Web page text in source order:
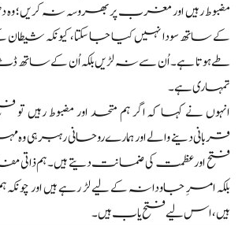
مضبوط رہیں اور مغرب پر بھروسہ نہ کریں؛ وہ
کے ساتھ سودا نہیں کیا جا سکتا، کیونکہ
طے ہوتا ہے۔ اُن سے نہ لڑیں بلکہ اُن کے ساتھ
تمہاری ہے۔
انہوں نے کہا کہ اگر ہم متحد اور مضبوط رہیں
قربانی دینے والے اور ہمارے روحانی رہبر ہی وہ
فتح اور عظمت کی ضمانت دیتے ہیں۔ ہم ذاتی
بلکہ امرِ جاودانہ کے لیے لڑ رہے ہیں اور چونکہ
ہیں، اس لیے فتح یاب ہیں۔